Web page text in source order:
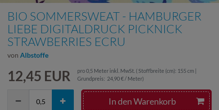
BIO SOMMERSWEAT - HAMBURGER
LIEBE DIGITALDRUCK PICKNICK
STRAWBERRIES ECRU
von Albstoffe
12,45 EUR pro0,5 Meter inkl. MwSt. ( Stoffbreite (cm): 155 cm |
Grundpreis: 24,90 € / Meter)
In den Warenkorb